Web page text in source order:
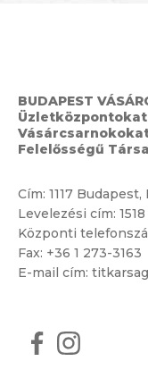
BUDAPEST
Üzletközpontokat
Felelősségű
Cím: 1117
Levelezési cím:
Központi
Fax: +36 1 273-3163
E-mail cím: